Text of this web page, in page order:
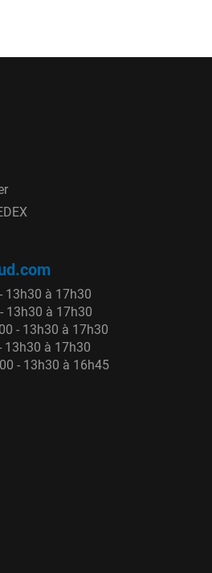
13h30 à 17h30
13h30 à 17h30
- 13h30 à 17h30
13h30 à 17h30
- 13h30 à 16h45